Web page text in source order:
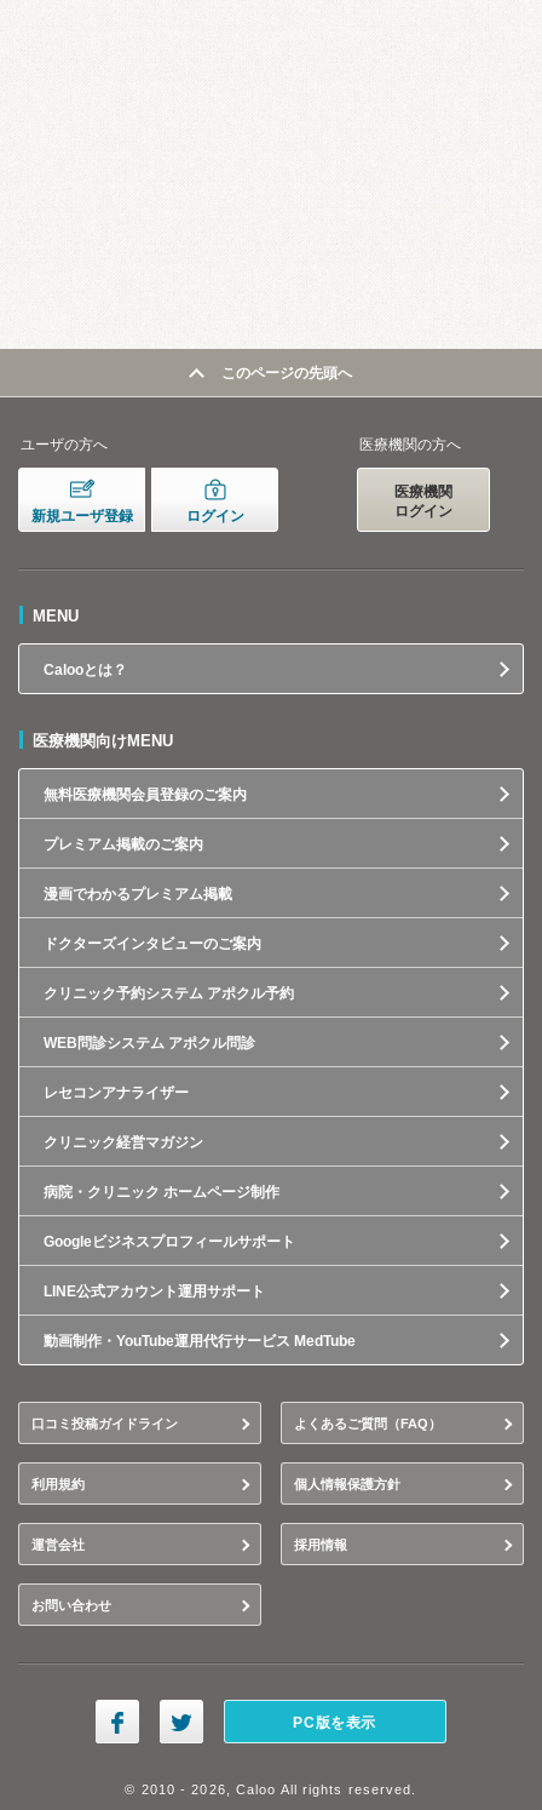
このページの先頭へ
ユーザの方へ
新規ユーザ登録 ログイン
医療機関の方へ
医療機関
ログイン
MENU
Calooとは？
医療機関向けMENU
無料医療機関会員登録のご案内
プレミアム掲載のご案内
漫画でわかるプレミアム掲載
ドクターズインタビューのご案内
クリニック予約システム アポクル予約
WEB問診システム アポクル問診
レセコンアナライザー
クリニック経営マガジン
病院・クリニック ホームページ制作
Googleビジネスプロフィールサポート
LINE公式アカウント運用サポート
動画制作・YouTube運用代行サービス MedTube
口コミ投稿ガイドライン よくあるご質問（FAQ）
利用規約 個人情報保護方針
運営会社 採用情報
お問い合わせ
PC版を表示
© 2010 - 2026, Caloo All rights reserved.